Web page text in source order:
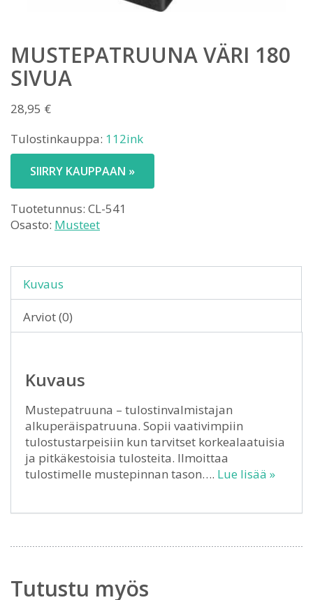
MUSTEPATRUUNA VÄRI 180
SIVUA
28,95 €
Tulostinkauppa: 112ink
SIIRRY KAUPPAAN »
Tuotetunnus: CL-541
Osasto: Musteet
Kuvaus
Arviot (0)
Kuvaus
Mustepatruuna – tulostinvalmistajan
alkuperäispatruuna. Sopii vaativimpiin
tulostustarpeisiin kun tarvitset korkealaatuisia
ja pitkäkestoisia tulosteita. Ilmoittaa
tulostimelle mustepinnan tason…. Lue lisää »
Tutustu myös